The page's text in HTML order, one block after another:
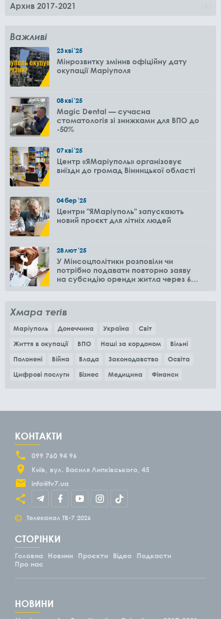
Архив 2017-2021
Важливі
23кві'25
Мінрозвитку змінив офіційну дату
окупації Маріуполя
08кві'25
Magic Dental — сучасна
стоматологія зі знижками для ВПО до
-50%
07кві'25
Центр «ЯМаріуполь» організовує
виїзди до громад Вінницької області
04бер'25
Центри "ЯМаріуполь" запускають
новий проєкт для літніх людей
28лют'25
У Мінсоцполітики розповіли чи
потрібно подавати повторно заяву
на субсидію оренди житла через 6
Хмара тегів
Маріуполь Донеччина Україна
Світ
Життя в окупації
ВПО Наші за кордоном
Вільні
Полонені
Війна Влада Законодавство
Освіта
Цифрові послуги
Бізнес Медицина Фінанси
КОНТАКТИ
099 760 94 96
Київ
вул. Василя Липківського, 45
info@tv7.ua
© Телеканал ТВ-7 2026
СТОРІНКИ
Головна Новини Проєкти Відео
Подкасти
Про нас
НОВИНИ